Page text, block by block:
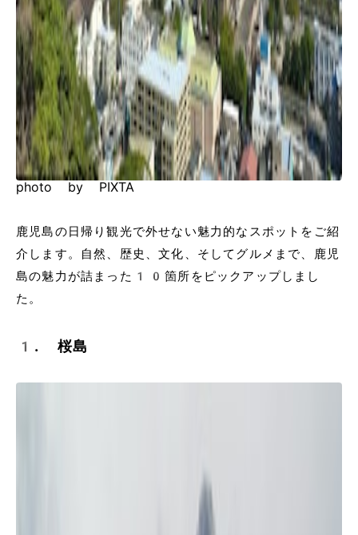
photo by PIXTA
鹿児島の日帰り観光で外せない魅力的なスポットをご紹
介します。自然、歴史、文化、そしてグルメまで、鹿児
島の魅力が詰まった10箇所をピックアップしまし
た。
1. 桜島